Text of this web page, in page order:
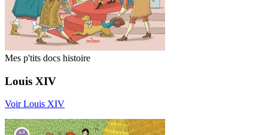
Mes p'tits docs histoire
Louis XIV
Voir Louis XIV